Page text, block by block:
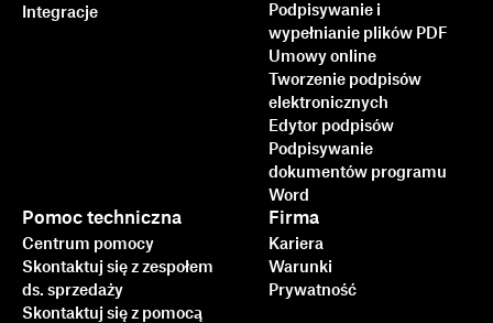
Szybszy, bardziej
i bezpieczniejszy: jak
Dropbox Sign pomaga
przyspieszyć prowadzenie
biznesu w 2025 r.
Integracje
Podpisywanie i
wypełnianie plików PDF
Umowy online
Tworzenie podpisów
elektronicznych
Edytor podpisów
Podpisywanie
dokumentów programu
Word
Pomoc techniczna
Centrum pomocy
Skontaktuj się z zespołem
ds. sprzedaży
Skontaktuj się z pomocą
Firma
Kariera
Warunki
Prywatność